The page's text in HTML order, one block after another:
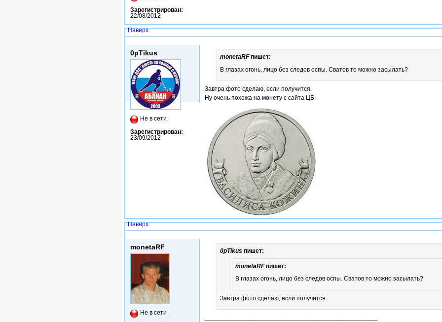
Зарегистрирован:
22/08/2012
Наверх
0pTikus
Не в сети
Зарегистрирован:
23/09/2012
monetaRFпишет:
В глазах огонь, лицо без следов оспы. Сватов то можно засылать?
Завтра фото сделаю, если получится.
Ну очень похожа на монету с сайта ЦБ
Наверх
monetaRF
Не в сети
0pTikus пишет:
monetaRFпишет:
В глазах огонь, лицо без следов оспы. Сватов то можно засылать?
Завтра фото сделаю, если получится.